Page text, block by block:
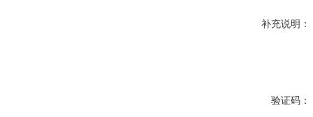
补充说明：
验证码：